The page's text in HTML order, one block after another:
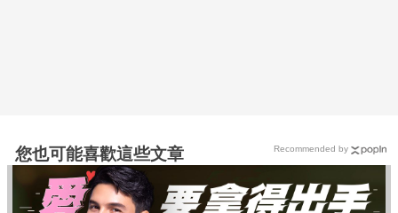
您也可能喜歡這些文章 Recommended by